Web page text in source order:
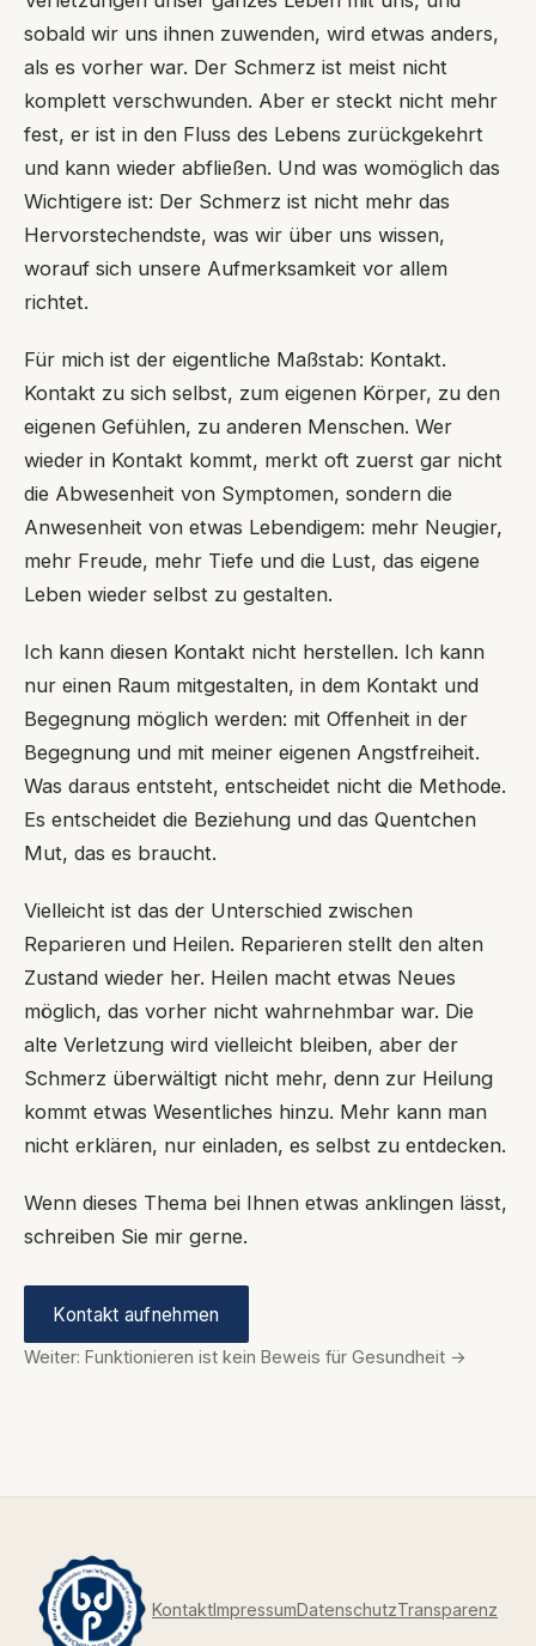
sobald wir uns ihnen zuwenden, wird etwas anders,
als es vorher war. Der Schmerz ist meist nicht
komplett verschwunden. Aber er steckt nicht mehr
fest, er ist in den Fluss des Lebens zurückgekehrt
und kann wieder abfließen. Und was womöglich das
Wichtigere ist: Der Schmerz ist nicht mehr das
Hervorstechendste, was wir über uns wissen,
worauf sich unsere Aufmerksamkeit vor allem
richtet.
Für mich ist der eigentliche Maßstab: Kontakt.
Kontakt zu sich selbst, zum eigenen Körper, zu den
eigenen Gefühlen, zu anderen Menschen. Wer
wieder in Kontakt kommt, merkt oft zuerst gar nicht
die Abwesenheit von Symptomen, sondern die
Anwesenheit von etwas Lebendigem: mehr Neugier,
mehr Freude, mehr Tiefe und die Lust, das eigene
Leben wieder selbst zu gestalten.
Ich kann diesen Kontakt nicht herstellen. Ich kann
nur einen Raum mitgestalten, in dem Kontakt und
Begegnung möglich werden: mit Offenheit in der
Begegnung und mit meiner eigenen Angstfreiheit.
Was daraus entsteht, entscheidet nicht die Methode.
Es entscheidet die Beziehung und das Quentchen
Mut, das es braucht.
Vielleicht ist das der Unterschied zwischen
Reparieren und Heilen. Reparieren stellt den alten
Zustand wieder her. Heilen macht etwas Neues
möglich, das vorher nicht wahrnehmbar war. Die
alte Verletzung wird vielleicht bleiben, aber der
Schmerz überwältigt nicht mehr, denn zur Heilung
kommt etwas Wesentliches hinzu. Mehr kann man
nicht erklären, nur einladen, es selbst zu entdecken.
Wenn dieses Thema bei Ihnen etwas anklingen lässt,
schreiben Sie mir gerne.
Kontakt aufnehmen
Weiter: Funktionieren ist kein Beweis für Gesundheit →
KontaktImpressumDatenschutzTransparenz